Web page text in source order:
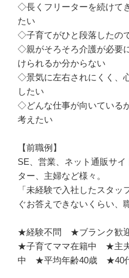
◇長くフリーターを続けて
たい
◇子育てがひと段落したの
◇親がそろそろ介護が必要
けられるか分からない
◇景気に左右されにくく、
したい
◇どんな仕事が向いている
考えたい
【前職例】
SE、営業、ネット通販サ
ター、主婦など様々。
「未経験で入社したスタ
ぐお答えできないくらい、
★経験不問　★ブランク歓
★子育てママ在籍中　★主
中　★平均年齢40歳　★40